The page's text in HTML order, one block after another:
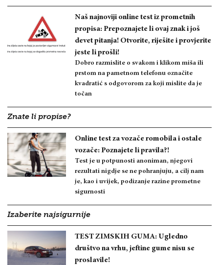
Naš najnoviji online test iz prometnih
propisa: Prepoznajete li ovaj znak i još
devet pitanja! Otvorite, riješite i provjerite
jeste li prošli!
Dobro razmislite o svakom i klikom miša ili
prstom na pametnom telefonu označite
kvadratić s odgovorom za koji mislite da je
točan
Znate li propise?
Online test za vozače romobila i ostale
vozače: Poznajete li pravila?!
Test je u potpunosti anoniman, njegovi
rezultati nigdje se ne pohranjuju, a cilj nam
je, kao i uvijek, podizanje razine prometne
sigurnosti
Izaberite najsigurnije
TEST ZIMSKIH GUMA: Ugledno
društvo na vrhu, jeftine gume nisu se
proslavile!